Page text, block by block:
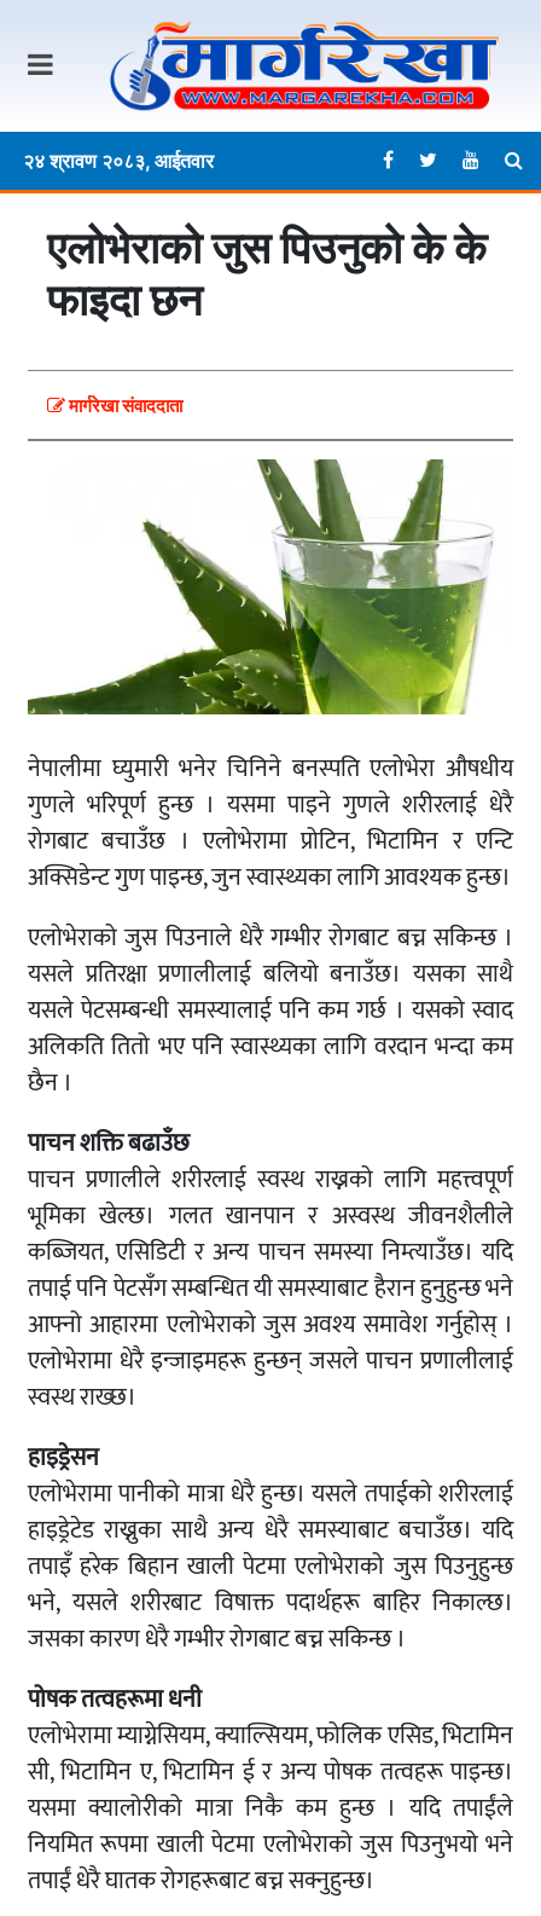
२४ श्रावण २०८३, आईतवार
एलोभेराको जुस पिउनुकाे के के
फाइदा छन
मार्गरेखा संवाददाता
नेपालीमा घ्युमारी भनेर चिनिने बनस्पति एलोभेरा औषधीय
गुणले भरिपूर्ण हुन्छ । यसमा पाइने गुणले शरीरलाई धेरै
रोगबाट बचाउँछ । एलोभेरामा प्रोटिन, भिटामिन र एन्टि
अक्सिडेन्ट गुण पाइन्छ, जुन स्वास्थ्यका लागि आवश्यक हुन्छ।
एलोभेराको जुस पिउनाले धेरै गम्भीर रोगबाट बच्न सकिन्छ ।
यसले प्रतिरक्षा प्रणालीलाई बलियो बनाउँछ। यसका साथै
यसले पेटसम्बन्धी समस्यालाई पनि कम गर्छ । यसको स्वाद
अलिकति तितो भए पनि स्वास्थ्यका लागि वरदान भन्दा कम
छैन ।
पाचन शक्ति बढाउँछ
पाचन प्रणालीले शरीरलाई स्वस्थ राख्नको लागि महत्त्वपूर्ण
भूमिका खेल्छ। गलत खानपान र अस्वस्थ जीवनशैलीले
कब्जियत, एसिडिटी र अन्य पाचन समस्या निम्त्याउँछ। यदि
तपाई पनि पेटसँग सम्बन्धित यी समस्याबाट हैरान हुनुहुन्छ भने
आफ्नो आहारमा एलोभेराको जुस अवश्य समावेश गर्नुहोस् ।
एलोभेरामा धेरै इन्जाइमहरू हुन्छन् जसले पाचन प्रणालीलाई
स्वस्थ राख्छ।
हाइड्रेसन
एलोभेरामा पानीको मात्रा धेरै हुन्छ। यसले तपाईको शरीरलाई
हाइड्रेटेड राख्नुका साथै अन्य धेरै समस्याबाट बचाउँछ। यदि
तपाइँ हरेक बिहान खाली पेटमा एलोभेराको जुस पिउनुहुन्छ
भने, यसले शरीरबाट विषाक्त पदार्थहरू बाहिर निकाल्छ।
जसका कारण धेरै गम्भीर रोगबाट बच्न सकिन्छ ।
पोषक तत्वहरूमा धनी
एलोभेरामा म्याग्नेसियम, क्याल्सियम, फोलिक एसिड, भिटामिन
सी, भिटामिन ए, भिटामिन ई र अन्य पोषक तत्वहरू पाइन्छ।
यसमा क्यालोरीको मात्रा निकै कम हुन्छ । यदि तपाईंले
नियमित रूपमा खाली पेटमा एलोभेराको जुस पिउनुभयो भने
तपाईं धेरै घातक रोगहरूबाट बच्न सक्नुहुन्छ।